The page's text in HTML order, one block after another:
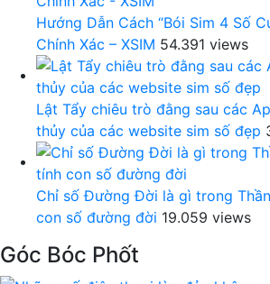
Hướng Dẫn Cách “Bói Sim 4 Số
Chính Xác – XSIM 54.391 views
Lật Tẩy chiêu trò đằng sau các
thủy của các website sim số đẹp
Chỉ số Đường Đời là gì trong
con số đường đời 19.059 views
Góc Bóc Phốt